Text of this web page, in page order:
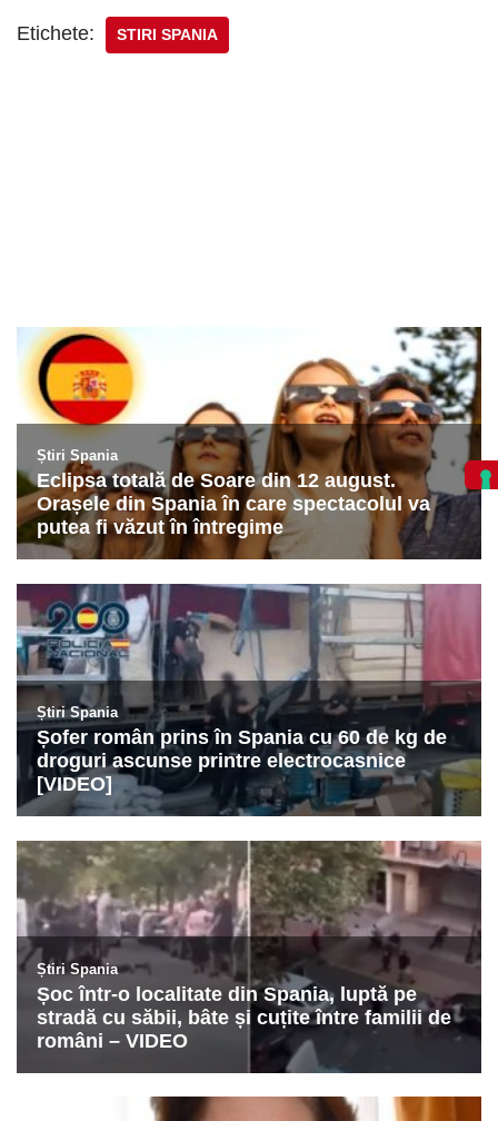
Etichete: STIRI SPANIA